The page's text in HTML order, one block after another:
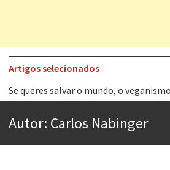
Artigos selecionados
Tem que filmar isso daí
Aprender a fracassar é o segredo do
Autor: Carlos Nabinger